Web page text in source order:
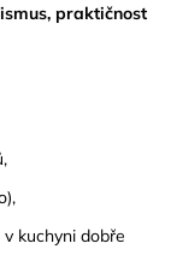
praktičnost
kuchyni dobře